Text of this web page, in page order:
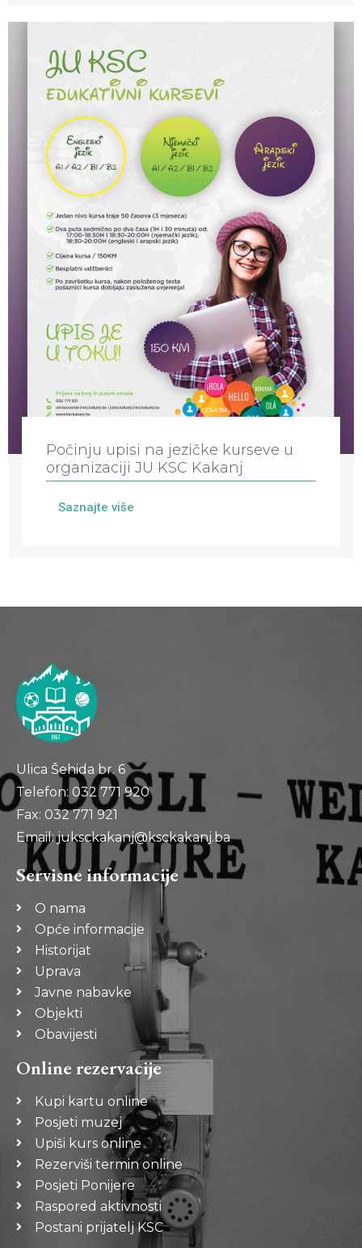
Počinju upisi na jezičke kurseve u
organizaciji JU KSC Kakanj
Saznajte više
Ulica Šehida br. 6
Telefon: 032 771 920
Fax: 032 771 921
Email: juksckakanj@ksckakanj.ba
Servisne informacije
O nama
Opće informacije
Historijat
Uprava
Javne nabavke
Objekti
Obavijesti
Online rezervacije
Kupi kartu online
Posjeti muzej
Upiši kurs online
Rezerviši termin online
Posjeti Ponijere
Raspored aktivnosti
Postani prijatelj KSC